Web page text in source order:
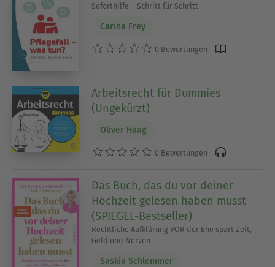
Soforthilfe – Schritt für Schritt
Carina Frey
0 Bewertungen
Arbeitsrecht für Dummies
(Ungekürzt)
Oliver Haag
0 Bewertungen
Das Buch, das du vor deiner
Hochzeit gelesen haben musst
(SPIEGEL-Bestseller)
Rechtliche Aufklärung VOR der Ehe spart Zeit,
Geld und Nerven
Saskia Schlemmer